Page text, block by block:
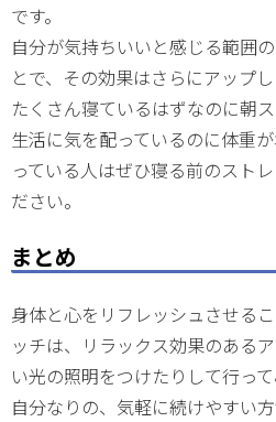
です。
自分が気持ちいいと感じる範囲
とで、その効果はさらにアップし
たくさん寝ているはずなのに朝
生活に気を配っているのに体重
っている人はぜひ寝る前のスト
ださい。
まとめ
身体と心をリフレッシュさせる
ッチは、リラックス効果のある
い光の照明をつけたりして行っ
自分なりの、気軽に続けやすい